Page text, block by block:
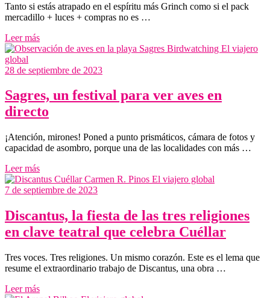
Tanto si estás atrapado en el espíritu más Grinch como si el pack
mercadillo + luces + compras no es …
Leer más
28 de septiembre de 2023
Sagres, un festival para ver aves en
directo
¡Atención, mirones! Poned a punto prismáticos, cámara de fotos y
capacidad de asombro, porque una de las localidades con más …
Leer más
7 de septiembre de 2023
Discantus, la fiesta de las tres religiones
en clave teatral que celebra Cuéllar
Tres voces. Tres religiones. Un mismo corazón. Este es el lema que
resume el extraordinario trabajo de Discantus, una obra …
Leer más